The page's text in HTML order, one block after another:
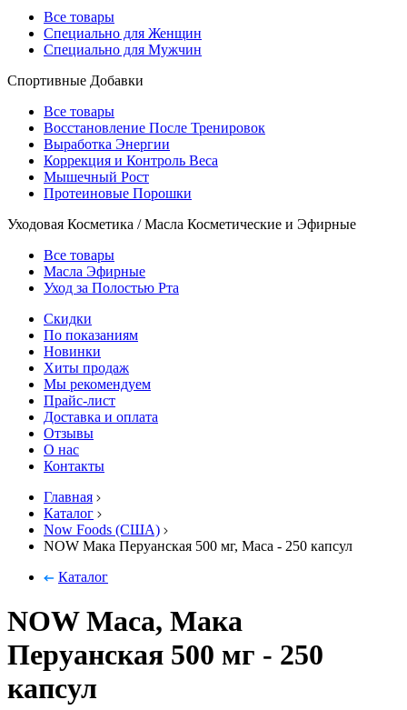
Все товары
Специально для Женщин
Специально для Мужчин
Спортивные Добавки
Все товары
Восстановление После Тренировок
Выработка Энергии
Коррекция и Контроль Веса
Мышечный Рост
Протеиновые Порошки
Уходовая Косметика / Масла Косметические и Эфирные
Все товары
Масла Эфирные
Уход за Полостью Рта
Скидки
По показаниям
Новинки
Хиты продаж
Мы рекомендуем
Прайс-лист
Доставка и оплата
Отзывы
О нас
Контакты
Главная
Каталог
Now Foods (США)
NOW Мака Перуанская 500 мг, Maca - 250 капсул
Каталог
NOW Maca, Мака
Перуанская 500 мг - 250
капсул